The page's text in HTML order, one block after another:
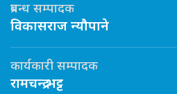
प्रबन्ध सम्पादक
विकासराज न्यौपाने
कार्यकारी सम्पादक
रामचन्द्र भट्ट